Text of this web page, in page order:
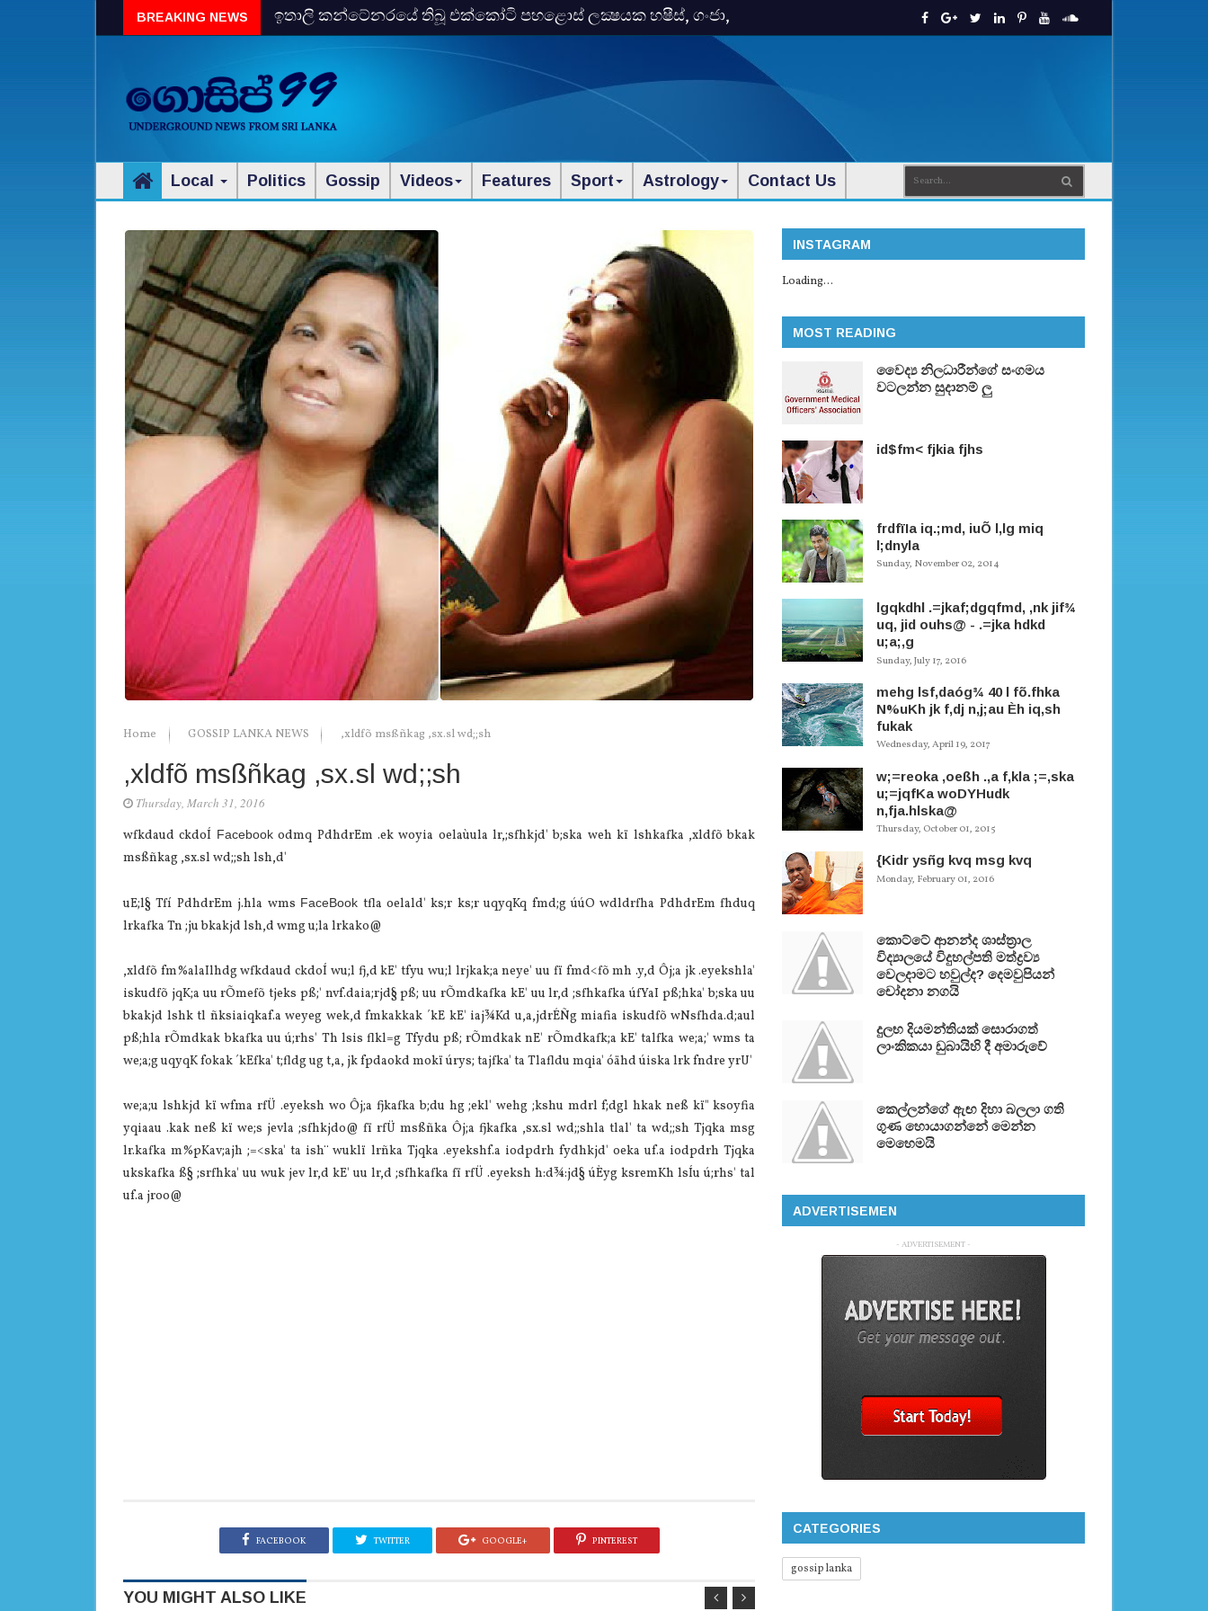
BREAKING NEWS
ඉතාලි කන්ටේනරයේ තිබූ එක්‌කෝටි පහළොස්‌ ලක්‍ෂයක හෂීස්‌, ගංජා,
Local Politics Gossip Videos Features Sport Astrology Contact Us
Home GOSSIP LANKA NEWS ,xldfõ msßñkag ,sx.sl wd;;sh
,xldfõ msßñkag ,sx.sl wd;;sh
Thursday, March 31, 2016
wfkdaud ckdoÍ Facebookodmq PdhdrEm .ek woyia oelaùula lr,;sfhkjd' b;ska weh kï lshkafka ,xldfõ bkak
msßñkag ,sx.sl wd;;sh lsh,d'
uE;l§ Tfí PdhdrEm j.hla wms FaceBook tfla oelald' ks;r ks;r uqyqKq fmd;g úúO wdldrfha PdhdrEm fhduq
lrkafka Tn ;ju bkakjd lsh,d wmg u;la lrkako@
,xldfõ fm%alaIlhdg wfkdaud ckdoÍ wu;l fj,d kE' tfyu wu;l lrjkak;a neye' uu fï fmd<fõ mh .y,d Ôj;a jk .eyekshla'
iskudfõ jqK;a uu rÕmefõ tjeks pß;' nvf.daia;rjd§ pß; uu rÕmdkafka kE' uu lr,d ;sfhkafka úfYaI pß;hka' b;ska uu
bkakjd lshk tl ñksiaiqkaf.a weyeg wek,d fmkakkak ´kE kE' iaj¾Kd u,a,jdrÉÑg miafia iskudfõ wNsfhda.d;aul
pß;hla rÕmdkak bkafka uu ú;rhs' Th lsis flkl=g Tfydu pß; rÕmdkak nE' rÕmdkafk;a kE' talfka we;a;' wms ta
we;a;g uqyqK fokak ´kEfka' t;fldg ug t,a, jk fpdaokd mokï úrys; tajfka' ta Tlafldu mqia' óähd úiska lrk fndre yrU'
we;a;u lshkjd kï wfma rfÜ .eyeksh wo Ôj;a fjkafka b;du hg ;ekl' wehg ;kshu mdrl f;dgl hkak neß kï" ksoyfia
yqiaau .kak neß kï we;s jevla ;sfhkjdo@ fï rfÜ msßñka Ôj;a fjkafka ,sx.sl wd;;shla tlal' ta wd;;sh Tjqka msg
lr.kafka m%pKav;ajh ;=<ska' ta ish¨‍ wuklï lrñka Tjqka .eyekshf.a iodpdrh fydhkjd' oeka uf.a iodpdrh Tjqka
ukskafka ß§ ;srfhka' uu wuk jev lr,d kE' uu lr,d ;sfhkafka fï rfÜ .eyeksh h:d¾:jd§ úÈyg ksremKh lsÍu ú;rhs' tal
uf.a jroo@
FACEBOOK TWITTER GOOGLE+ PINTEREST
YOU MIGHT ALSO LIKE
INSTAGRAM
Loading...
MOST READING
වෛද්‍ය නිලධාරීන්ගේ සංගමය
වටලන්න සුදානම් ලු
id$fm< fjkia fjhs
frdfïIa iq.;md, iuÕ l,lg miq
l;dnyla
Sunday, November 02, 2014
lgqkdhl .=jkaf;dgqfmd, ,nk jif¾
uq, jid ouhs@ - .=jka hdkd
u;a;,g
Sunday, July 17, 2016
mehg lsf,daóg¾ 40 l fõ.fhka
N%uKh jk f,dj n,j;au Èh iq,sh
fukak
Wednesday, April 19, 2017
w;=reoka ,oeßh .,a f,kla ;=,ska
u;=jqfKa woDYHudk
n,fja.hlska@
Thursday, October 01, 2015
{Kidr ysñg kvq msg kvq
Monday, February 01, 2016
කොට්ටේ ආනන්ද ශාස්ත‍්‍රාල
විද්‍යාලයේ විදුහල්පති මත්ද්‍රව්‍ය
වෙලදාමට හවුල්ද? දෙමවුපියන්
චෝදනා නගයි
දුලභ දියමන්තියක් සොරාගත්
ලාංකිකයා ඩුබායිහි දී අමාරුවේ
කෙල්ලන්ගේ ඇඟ දිහා බලලා ගති
ගුණ හොයාගන්නේ මෙන්න
මෙහෙමයි
ADVERTISEMEN
- ADVERTISEMENT -
CATEGORIES
gossip lanka